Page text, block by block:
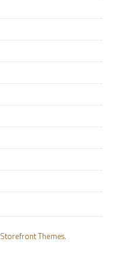
Storefront Themes.